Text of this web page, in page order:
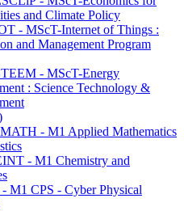
and Climate Policy
- MScT-Internet of Things :
and Management Program
- MScT-Energy
: Science Technology &
- M1 Applied Mathematics
- M1 Chemistry and
M1 CPS - Cyber Physical